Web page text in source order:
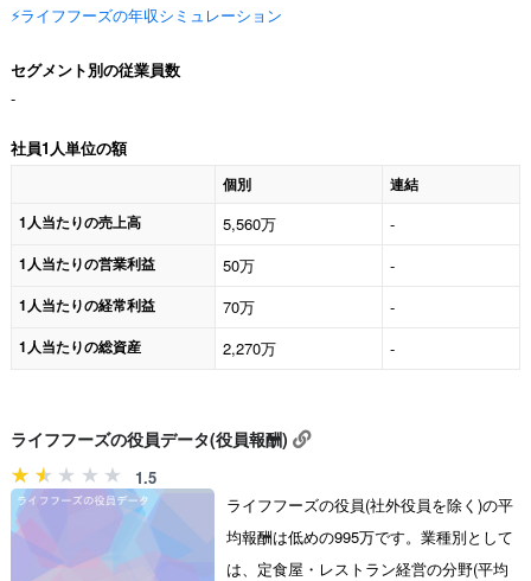
⚡️ライフフーズの年収シミュレーション
セグメント別の従業員数
-
社員1人単位の額
個別
連結
1人当たりの売上高
5,560万 -
1人当たりの営業利益 50万 -
1人当たりの経常利益 70万 -
1人当たりの総資産 2,270万 -
ライフフーズの役員データ(役員報酬)
1.5
ライフフーズの役員(社外役員を除く)の平
均報酬は低めの995万です。業種別として
は、定食屋・レストラン経営の分野(平均